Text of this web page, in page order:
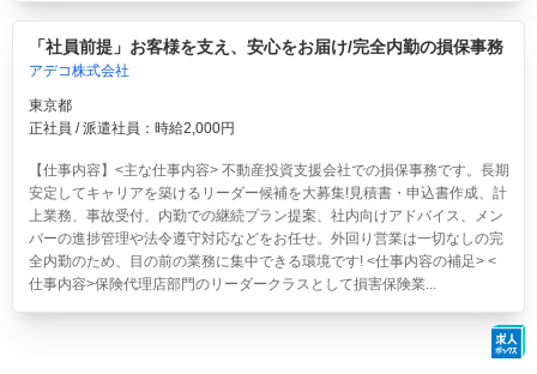
「社員前提」お客様を支え、安心をお届け/完全内勤の損保事務
アデコ株式会社
東京都
正社員 / 派遣社員：時給2,000円
【仕事内容】<主な仕事内容> 不動産投資支援会社での損保事務です。長期
安定してキャリアを築けるリーダー候補を大募集!見積書・申込書作成、計
上業務、事故受付、内勤での継続プラン提案、社内向けアドバイス、メン
バーの進捗管理や法令遵守対応などをお任せ。外回り営業は一切なしの完
全内勤のため、目の前の業務に集中できる環境です! <仕事内容の補足> <
仕事内容>保険代理店部門のリーダークラスとして損害保険業...